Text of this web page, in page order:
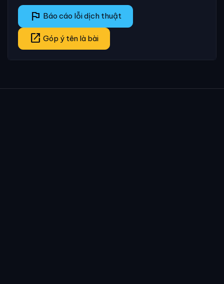
flag Báo cáo lỗi dịch thuật
open_in_new Góp ý tên là bài